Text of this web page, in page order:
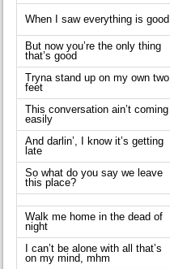
When I saw everything is good
But now you’re the only thing
that’s good
Tryna stand up on my own two
feet
This conversation ain’t coming
easily
And darlin’, I know it’s getting
late
So what do you say we leave
this place?
Walk me home in the dead of
night
I can’t be alone with all that’s
on my mind, mhm